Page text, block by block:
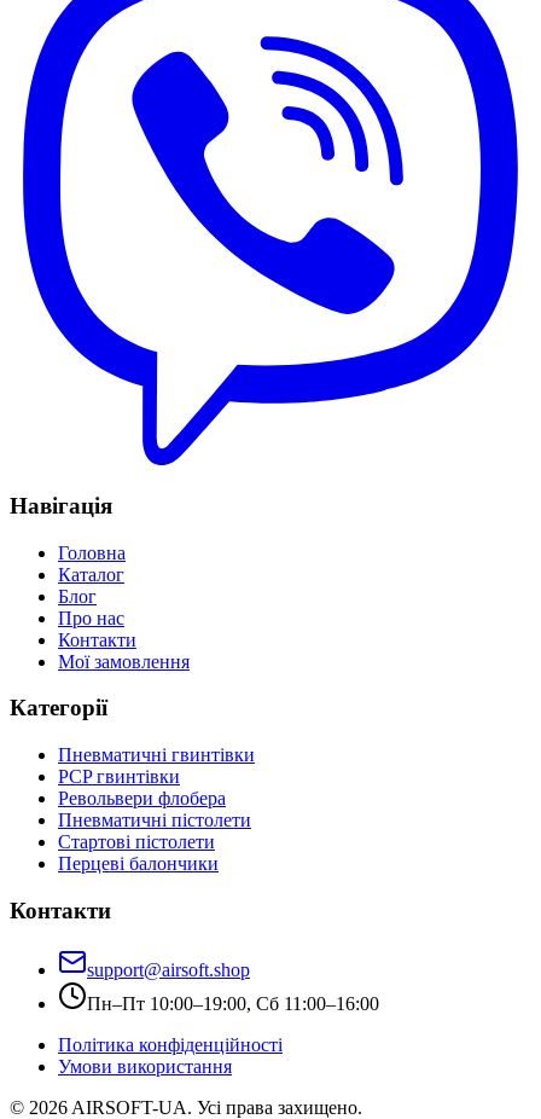
Навігація
Головна
Каталог
Блог
Про нас
Контакти
Мої замовлення
Категорії
Пневматичні гвинтівки
PCP гвинтівки
Револьвери флобера
Пневматичні пістолети
Стартові пістолети
Перцеві балончики
Контакти
support@airsoft.shop
Пн–Пт 10:00–19:00, Сб 11:00–16:00
Політика конфіденційності
Умови використання
© 2026 AIRSOFT-UA. Усі права захищено.